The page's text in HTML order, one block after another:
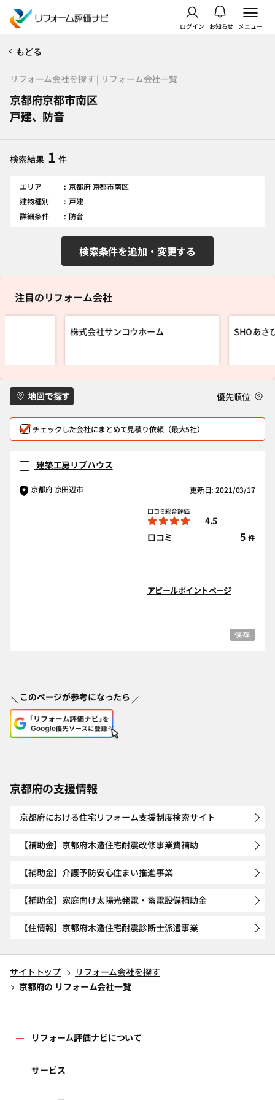
ログイン お知らせ メニュー
もどる
リフォーム会社を探す | リフォーム会社一覧
京都府京都市南区
戸建、防音
検索結果 1 件
エリア
京都府 京都市南区
建物種別
戸建
詳細条件
防音
検索条件を追加・変更する
注目のリフォーム会社
株式会社サンコウホーム SHOあさ
地図で探す 優先順位
チェックした会社にまとめて見積り依頼（最大5社）
建築工房リブハウス
京都府 京田辺市 更新日: 2021/03/17
口コミ総合評価
4.5
口コミ
5 件
アピールポイントページ
保存
このページが参考になったら
京都府の支援情報
京都府における住宅リフォーム支援制度検索サイト
【補助金】京都府木造住宅耐震改修事業費補助
【補助金】介護予防安心住まい推進事業
【補助金】家庭向け太陽光発電・蓄電設備補助金
【住情報】京都府木造住宅耐震診断士派遣事業
サイトトップ
リフォーム会社を探す
京都府の リフォーム会社一覧
リフォーム評価ナビについて
リフォーム評価ナビとは
サービス